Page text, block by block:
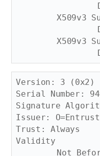
	X509v3 Subject Alternative Name:
	X509v3 Subject Key Identifier:
Version: 3 (0x2)
Serial Number:
Signature
Issuer:
Trust: Always
Validity